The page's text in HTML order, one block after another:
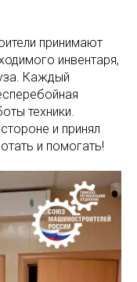
принимают
инвентаря,
Каждый
техники.
и принял
и помогать!